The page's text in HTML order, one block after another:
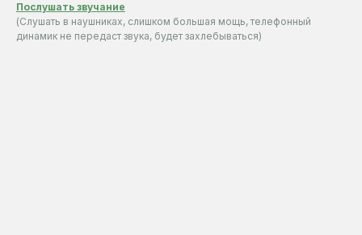
Послушать звучание
(Слушать в наушниках, слишком большая мощь, телефонный
динамик не передаст звука, будет захлебываться)